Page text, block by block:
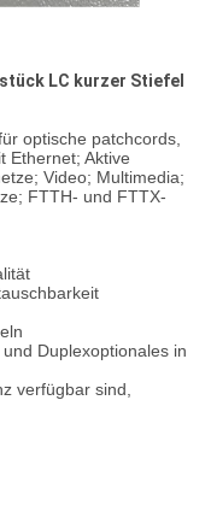
LC kurzer Stiefel
optische patchcords,
Ethernet; Aktive
Video; Multimedia;
FTTH- und FTTX-
Duplexoptionales in
verfügbar sind,